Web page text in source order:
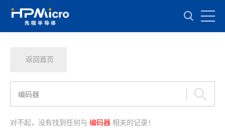
返回首页
对不起，没有找到任何与 编码器 相关的记录！